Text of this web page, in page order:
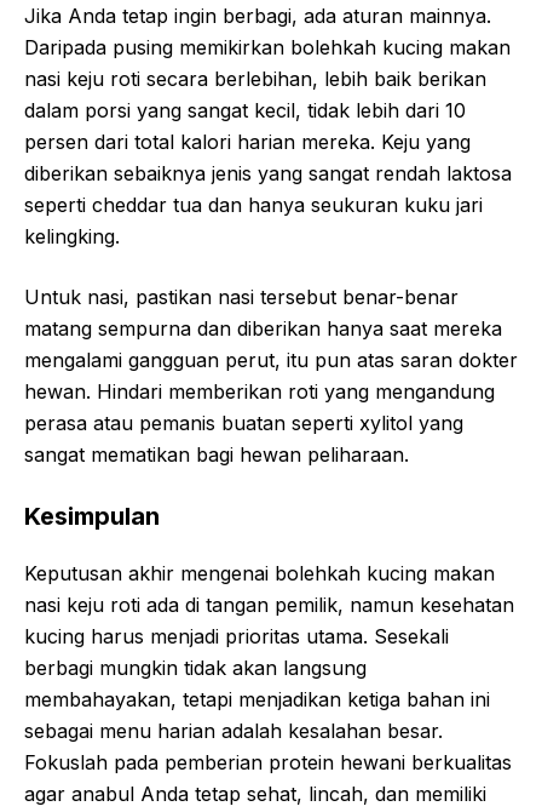
Jika Anda tetap ingin berbagi, ada aturan mainnya.
Daripada pusing memikirkan bolehkah kucing makan
nasi keju roti secara berlebihan, lebih baik berikan
dalam porsi yang sangat kecil, tidak lebih dari 10
persen dari total kalori harian mereka. Keju yang
diberikan sebaiknya jenis yang sangat rendah laktosa
seperti cheddar tua dan hanya seukuran kuku jari
kelingking.
Untuk nasi, pastikan nasi tersebut benar-benar
matang sempurna dan diberikan hanya saat mereka
mengalami gangguan perut, itu pun atas saran dokter
hewan. Hindari memberikan roti yang mengandung
perasa atau pemanis buatan seperti xylitol yang
sangat mematikan bagi hewan peliharaan.
Kesimpulan
Keputusan akhir mengenai bolehkah kucing makan
nasi keju roti ada di tangan pemilik, namun kesehatan
kucing harus menjadi prioritas utama. Sesekali
berbagi mungkin tidak akan langsung
membahayakan, tetapi menjadikan ketiga bahan ini
sebagai menu harian adalah kesalahan besar.
Fokuslah pada pemberian protein hewani berkualitas
agar anabul Anda tetap sehat, lincah, dan memiliki